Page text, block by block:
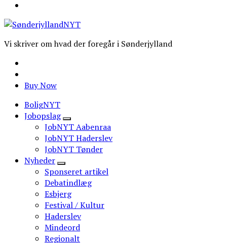
Vi skriver om hvad der foregår i Sønderjylland
Buy Now
BoligNYT
Jobopslag
JobNYT Aabenraa
JobNYT Haderslev
JobNYT Tønder
Nyheder
Sponseret artikel
Debatindlæg
Esbjerg
Festival / Kultur
Haderslev
Mindeord
Regionalt